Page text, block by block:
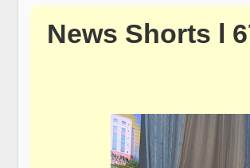
News Shorts l